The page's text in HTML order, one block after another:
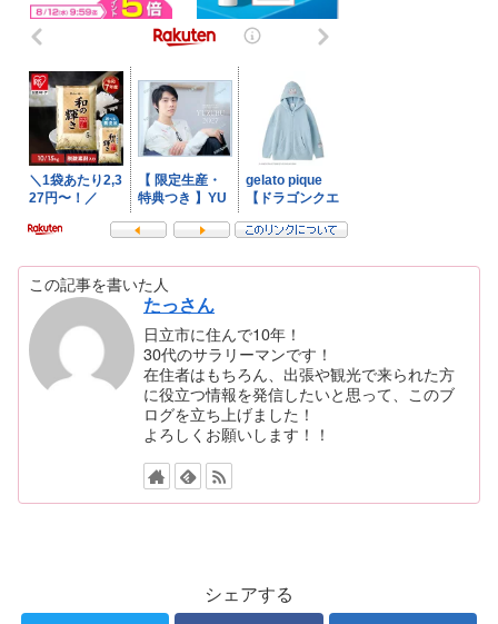
この記事を書いた人
たっさん
日立市に住んで10年！
30代のサラリーマンです！
在住者はもちろん、出張や観光で来られた方
に役立つ情報を発信したいと思って、このブ
ログを立ち上げました！
よろしくお願いします！！
シェアする